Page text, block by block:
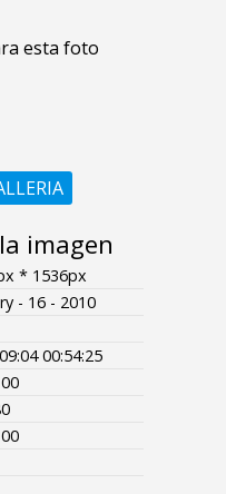
esta foto
imagen
* 1536px
- 16 - 2010
00:54:25